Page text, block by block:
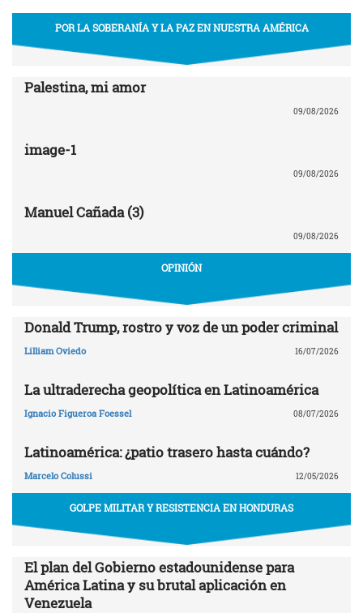
POR LA SOBERANÍA Y LA PAZ EN NUESTRA AMÉRICA
Palestina, mi amor
09/08/2026
image-1
09/08/2026
Manuel Cañada (3)
09/08/2026
OPINIÓN
Donald Trump, rostro y voz de un poder criminal
Lilliam Oviedo 16/07/2026
La ultraderecha geopolítica en Latinoamérica
Ignacio Figueroa Foessel 08/07/2026
Latinoamérica: ¿patio trasero hasta cuándo?
Marcelo Colussi 12/05/2026
GOLPE MILITAR Y RESISTENCIA EN HONDURAS
El plan del Gobierno estadounidense para
América Latina y su brutal aplicación en
Venezuela